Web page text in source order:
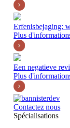
Erfenisbejaging:
Plus
Een negatieve
Plus
Contactez nous
Spécialisations